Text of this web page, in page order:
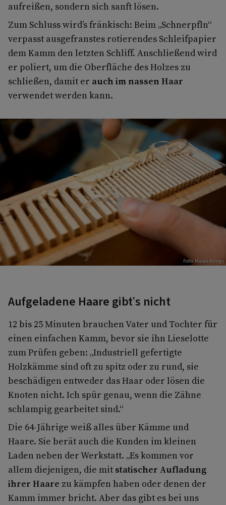
aufreißen, sondern sich sanft lösen.
Zum Schluss wird’s fränkisch: Beim „Schnerpfln“
verpasst ausgefranstes rotierendes Schleifpapier
dem Kamm den letzten Schliff. Anschließend wird
er poliert, um die Oberfläche des Holzes zu
schließen, damit er auch im nassen Haar
verwendet werden kann.
Foto: Maren Krings
Aufgeladene Haare gibt's nicht
12 bis 25 Minuten brauchen Vater und Tochter für
einen einfachen Kamm, bevor sie ihn Lieselotte
zum Prüfen geben: „Industriell gefertigte
Holzkämme sind oft zu spitz oder zu rund, sie
beschädigen entweder das Haar oder lösen die
Knoten nicht. Ich spür genau, wenn die Zähne
schlampig gearbeitet sind.“
Die 64-Jährige weiß alles über Kämme und
Haare. Sie berät auch die Kunden im kleinen
Laden neben der Werkstatt. „Es kommen vor
allem diejenigen, die mit statischer Aufladung
ihrer Haare zu kämpfen haben oder denen der
Kamm immer bricht. Aber das gibt es bei uns